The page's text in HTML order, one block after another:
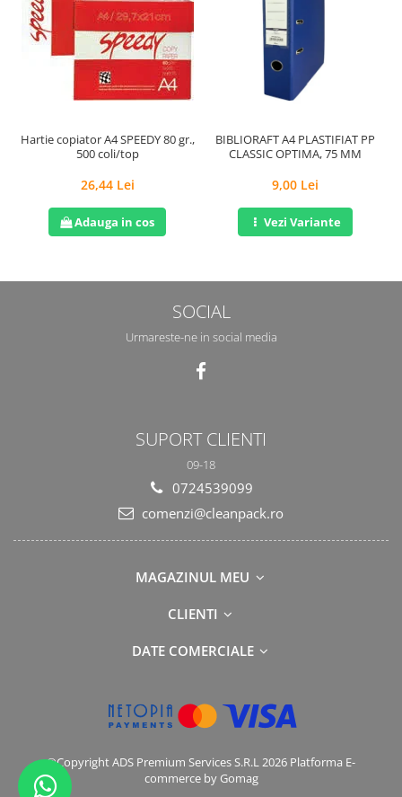
Hartie copiator A4 SPEEDY 80 gr.,
500 coli/top
26,44 Lei
Adauga in cos
BIBLIORAFT A4 PLASTIFIAT PP
CLASSIC OPTIMA, 75 MM
9,00 Lei
Vezi Variante
SOCIAL
Urmareste-ne in social media
SUPORT CLIENTI
09-18
0724539099
comenzi@cleanpack.ro
MAGAZINUL MEU
CLIENTI
DATE COMERCIALE
©Copyright ADS Premium Services S.R.L 2026 Platforma E-
commerce by Gomag